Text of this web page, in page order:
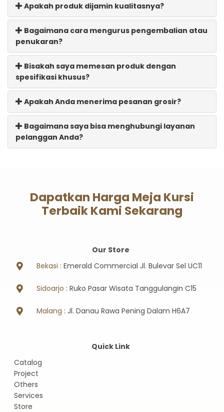
Apakah produk dijamin kualitasnya?
Bagaimana cara mengurus pengembalian atau
penukaran?
Bisakah saya memesan produk dengan
spesifikasi khusus?
Apakah Anda menerima pesanan grosir?
Bagaimana saya bisa menghubungi layanan
pelanggan Anda?
Dapatkan Harga Meja Kursi
Terbaik Kami Sekarang
Our Store
Bekasi : Emerald Commercial Jl. Bulevar Sel UC11
Sidoarjo : Ruko Pasar Wisata Tanggulangin C15
Malang : Jl. Danau Rawa Pening Dalam H6A7
Quick Link
Catalog
Project
Others
Services
Store